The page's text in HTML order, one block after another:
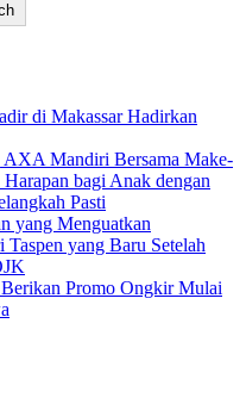
di Makassar Hadirkan
Mandiri Bersama Make-
bagi Anak dengan
Pasti
yang Menguatkan
yang Baru Setelah
Promo Ongkir Mulai